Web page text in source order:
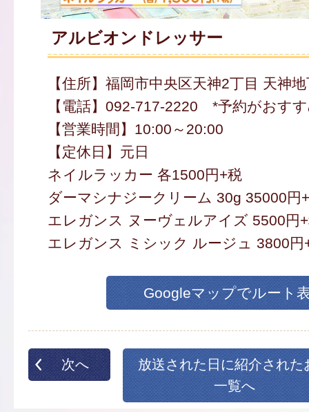
アルビオンドレッサー
【住所】福岡市中央区天神2丁目 天神
【電話】092-717-2220 *予約がおす
【営業時間】10:00～20:00
【定休日】元日
ネイルラッカー 各1500円+税
ダーマシナジークリーム 30g 35000円
エレガンス ヌーヴェルアイズ 5500円
エレガンス ミシック ルージュ 3800円
Googleマップでルート
次へ
放送された日に紹介された
一覧へ